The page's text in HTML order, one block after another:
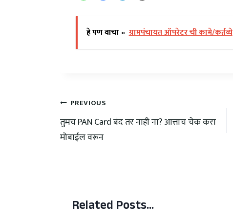
हे पण वाचा » ग्रामपंचायत ऑपरेटर ची कामे/कर्तव्ये
PREVIOUS
तुमच PAN Card बंद तर नाही ना? आत्ताच चेक करा
मोबाईल वरून
Related Posts...